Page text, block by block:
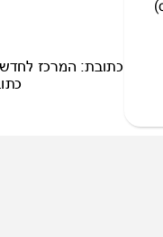
אנחנו משתמשים בעוגיות (cookies)